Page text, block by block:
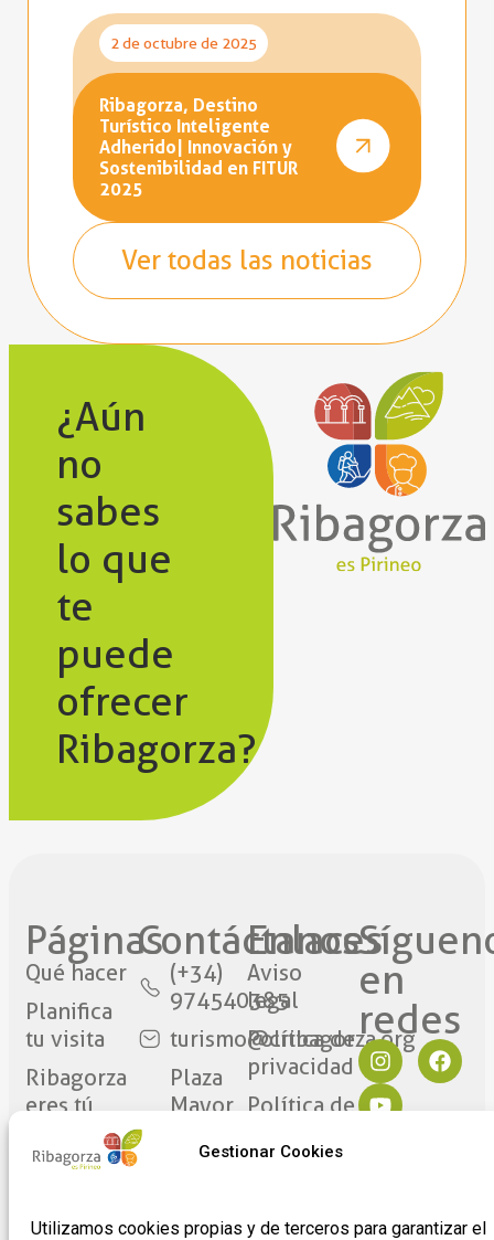
Gestionar Cookies
Utilizamos cookies propias y de terceros para garantizar el
2 de octubre de 2025
Ribagorza, Destino
Turístico Inteligente
Adherido| Innovación y
Sostenibilidad en FITUR
2025
Ver todas las noticias
¿Aún
no
sabes
lo que
te
puede
ofrecer
Ribagorza?
Páginas
Qué hacer
Planifica
tu visita
Ribagorza
eres tú
Noticias
Contáctanos​
(+34)
974540385
turismo@cribagorza.org
Plaza
Mayor
22430 ·
(Huesca)
Enlaces
Aviso
legal
Política de
privacidad
Política de
adhesión
en
redes​